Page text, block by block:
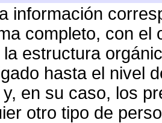
información
completo, con el
estructura
hasta el nivel
y, en su caso, los
otro tipo de